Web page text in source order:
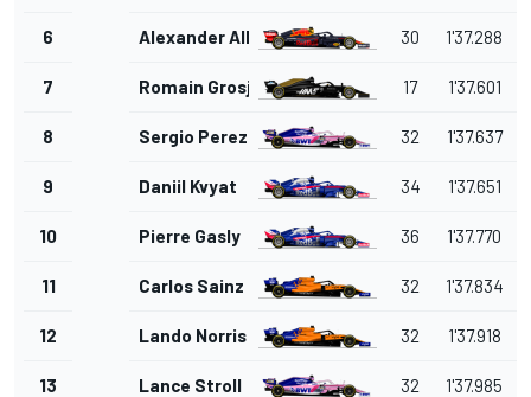
6 Alexander Albon 30 1'37.288
7 Romain Grosjean 17 1'37.601
8 Sergio Perez 32 1'37.637
9 Daniil Kvyat 34 1'37.651
10 Pierre Gasly 36 1'37.770
11 Carlos Sainz Jr. 32 1'37.834
12 Lando Norris 32 1'37.918
13 Lance Stroll 32 1'37.985